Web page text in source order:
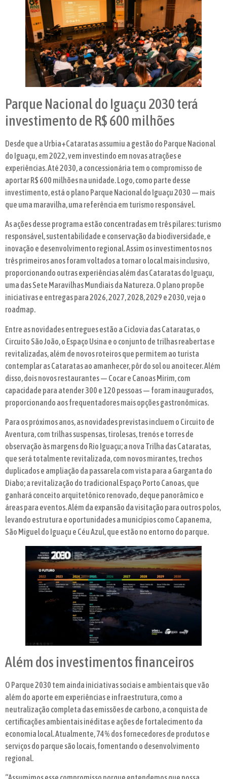
Parque Nacional do Iguaçu 2030 terá
investimento de R$ 600 milhões
Desde que a Urbia+Cataratas assumiu a gestão do Parque Nacional
do Iguaçu, em 2022, vem investindo em novas atrações e
experiências. Até 2030, a concessionária tem o compromisso de
aportar R$ 600 milhões na unidade. Logo, como parte desse
investimento, está o plano Parque Nacional do Iguaçu 2030 — mais
que uma maravilha, uma referência em turismo responsável.
As ações desse programa estão concentradas em três pilares: turismo
responsável, sustentabilidade e conservação da biodiversidade, e
inovação e desenvolvimento regional. Assim os investimentos nos
três primeiros anos foram voltados a tornar o local mais inclusivo,
proporcionando outras experiências além das Cataratas do Iguaçu,
uma das Sete Maravilhas Mundiais da Natureza. O plano propõe
iniciativas e entregas para 2026, 2027, 2028, 2029 e 2030, veja o
roadmap.
Entre as novidades entregues estão a Ciclovia das Cataratas, o
Circuito São João, o Espaço Usina e o conjunto de trilhas reabertas e
revitalizadas, além de novos roteiros que permitem ao turista
contemplar as Cataratas ao amanhecer, pôr do sol ou anoitecer. Além
disso, dois novos restaurantes — Cocar e Canoas Mirim, com
capacidade para atender 300 e 120 pessoas — foram inaugurados,
proporcionando aos frequentadores mais opções gastronômicas.
Para os próximos anos, as novidades previstas incluem o Circuito de
Aventura, com trilhas suspensas, tirolesas, trenós e torres de
observação às margens do Rio Iguaçu; a nova Trilha das Cataratas,
que será totalmente revitalizada, com novos mirantes, trechos
duplicados e ampliação da passarela com vista para a Garganta do
Diabo; a revitalização do tradicional Espaço Porto Canoas, que
ganhará conceito arquitetônico renovado, deque panorâmico e
áreas para eventos. Além da expansão da visitação para outros polos,
levando estrutura e oportunidades a municípios como Capanema,
São Miguel do Iguaçu e Céu Azul, que estão no entorno do parque.
Além dos investimentos financeiros
O Parque 2030 tem ainda iniciativas sociais e ambientais que vão
além do aporte em experiências e infraestrutura, como a
neutralização completa das emissões de carbono, a conquista de
certificações ambientais inéditas e ações de fortalecimento da
economia local. Atualmente, 74% dos fornecedores de produtos e
serviços do parque são locais, fomentando o desenvolvimento
regional.